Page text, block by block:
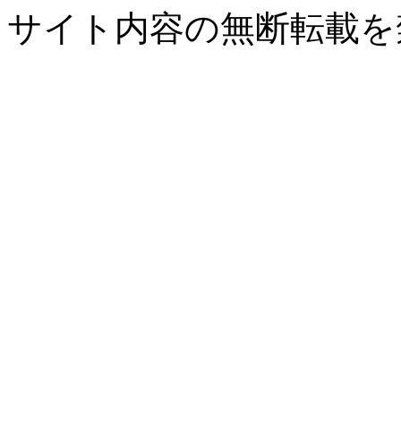
サイト内容の無断転載